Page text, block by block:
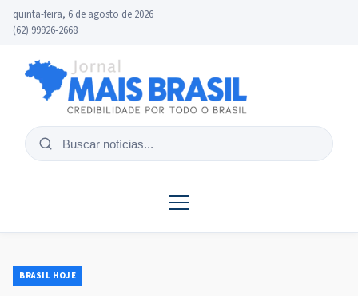
quinta-feira, 6 de agosto de 2026
(62) 99926-2668
Buscar
BRASIL HOJE